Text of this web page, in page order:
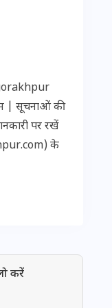
| सूचनाओं की
पर रखें
के
करें